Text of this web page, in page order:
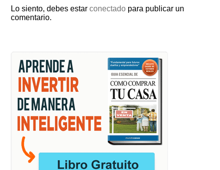
Lo siento, debes estarconectado para publicar un
comentario.